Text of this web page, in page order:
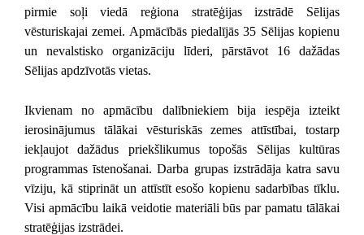
pirmie soļi viedā reģiona stratēģijas izstrādē Sēlijas
vēsturiskajai zemei. Apmācībās piedalījās 35 Sēlijas kopienu
un nevalstisko organizāciju līderi, pārstāvot 16 dažādas
Sēlijas apdzīvotās vietas.
Ikvienam no apmācību dalībniekiem bija iespēja izteikt
ierosinājumus tālākai vēsturiskās zemes attīstībai, tostarp
iekļaujot dažādus priekšlikumus topošās Sēlijas kultūras
programmas īstenošanai. Darba grupas izstrādāja katra savu
vīziju, kā stiprināt un attīstīt esošo kopienu sadarbības tīklu.
Visi apmācību laikā veidotie materiāli būs par pamatu tālākai
stratēģijas izstrādei.